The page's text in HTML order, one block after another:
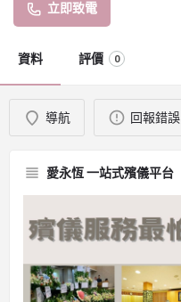
立即致電
資料 評價 0
導航 回報錯誤
愛永恆 一站式殯儀平台